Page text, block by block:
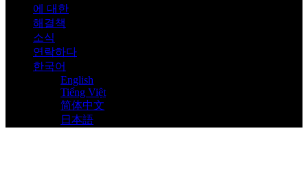
에 대한
해결책
소식
연락하다
한국어
English
Tiếng Việt
简体中文
日本語